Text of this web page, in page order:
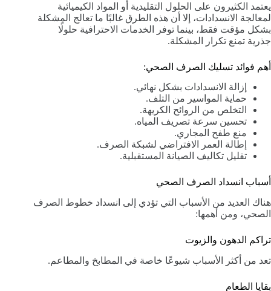
يعتمد الكثيرون على الحلول التقليدية أو المواد الكيميائية
لمعالجة الانسدادات، إلا أن هذه الطرق غالبًا ما تعالج المشكلة
بشكل مؤقت فقط، بينما توفر الخدمات الاحترافية حلولًا
جذرية تمنع تكرار المشكلة.
أهم فوائد تسليك الصرف الصحي:
إزالة الانسدادات بشكل نهائي.
حماية المواسير من التلف.
التخلص من الروائح الكريهة.
تحسين سرعة تصريف المياه.
منع طفح المجاري.
إطالة العمر الافتراضي لشبكة الصرف.
تقليل تكاليف الصيانة المستقبلية.
أسباب انسداد الصرف الصحي
هناك العديد من الأسباب التي تؤدي إلى انسداد خطوط الصرف
الصحي، ومن أهمها:
تراكم الدهون والزيوت
تعد من أكثر الأسباب شيوعًا خاصة في المطابخ والمطاعم.
بقايا الطعام